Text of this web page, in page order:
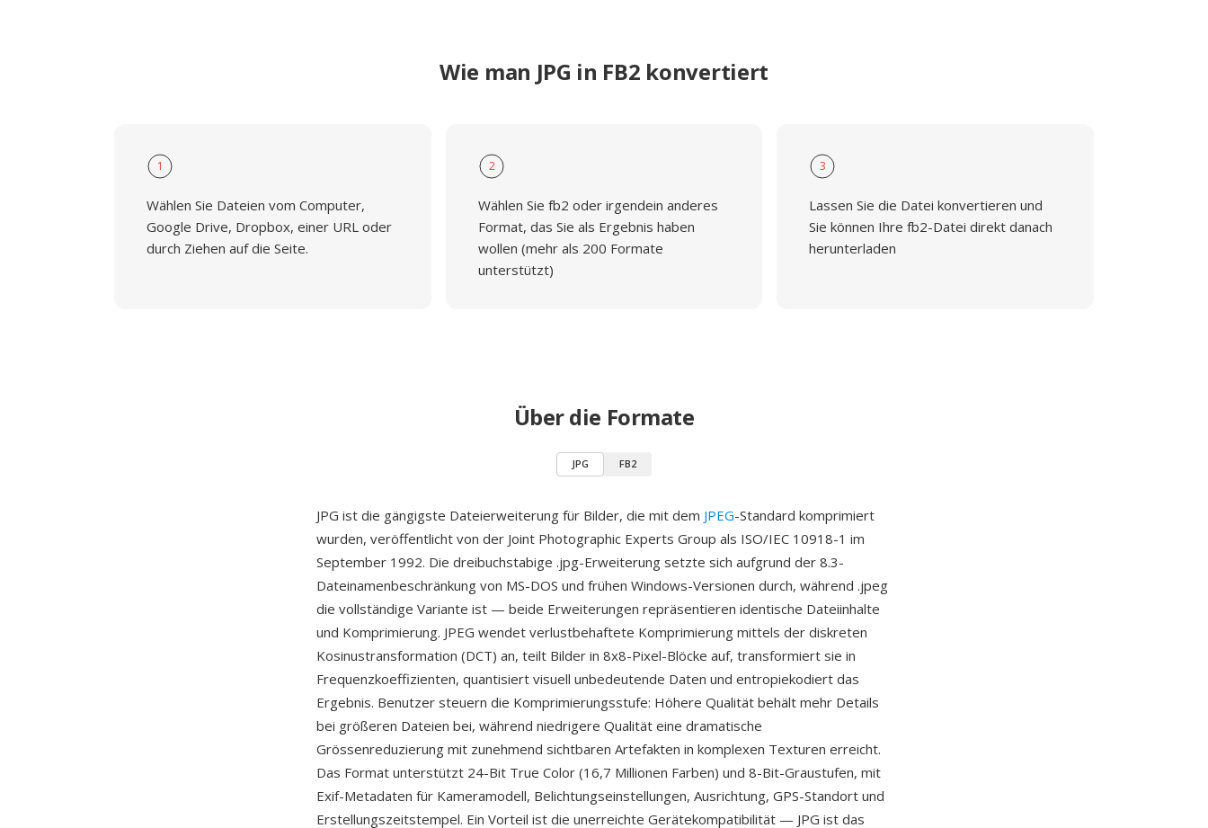
Wie man JPG in FB2 konvertiert
1
Wählen Sie Dateien vom Computer,
Google Drive, Dropbox, einer URL oder
durch Ziehen auf die Seite.
2
Wählen Sie fb2 oder irgendein anderes
Format, das Sie als Ergebnis haben
wollen (mehr als 200 Formate
unterstützt)
3
Lassen Sie die Datei konvertieren und
Sie können Ihre fb2-Datei direkt danach
herunterladen
Über die Formate
JPG FB2
JPG ist die gängigste Dateierweiterung für Bilder, die mit dem JPEG-Standard komprimiert
wurden, veröffentlicht von der Joint Photographic Experts Group als ISO/IEC 10918-1 im
September 1992. Die dreibuchstabige .jpg-Erweiterung setzte sich aufgrund der 8.3-
Dateinamenbeschränkung von MS-DOS und frühen Windows-Versionen durch, während .jpeg
die vollständige Variante ist — beide Erweiterungen repräsentieren identische Dateiinhalte
und Komprimierung. JPEG wendet verlustbehaftete Komprimierung mittels der diskreten
Kosinustransformation (DCT) an, teilt Bilder in 8x8-Pixel-Blöcke auf, transformiert sie in
Frequenzkoeffizienten, quantisiert visuell unbedeutende Daten und entropiekodiert das
Ergebnis. Benutzer steuern die Komprimierungsstufe: Höhere Qualität behält mehr Details
bei größeren Dateien bei, während niedrigere Qualität eine dramatische
Grössenreduzierung mit zunehmend sichtbaren Artefakten in komplexen Texturen erreicht.
Das Format unterstützt 24-Bit True Color (16,7 Millionen Farben) und 8-Bit-Graustufen, mit
Exif-Metadaten für Kameramodell, Belichtungseinstellungen, Ausrichtung, GPS-Standort und
Erstellungszeitstempel. Ein Vorteil ist die unerreichte Gerätekompatibilität — JPG ist das